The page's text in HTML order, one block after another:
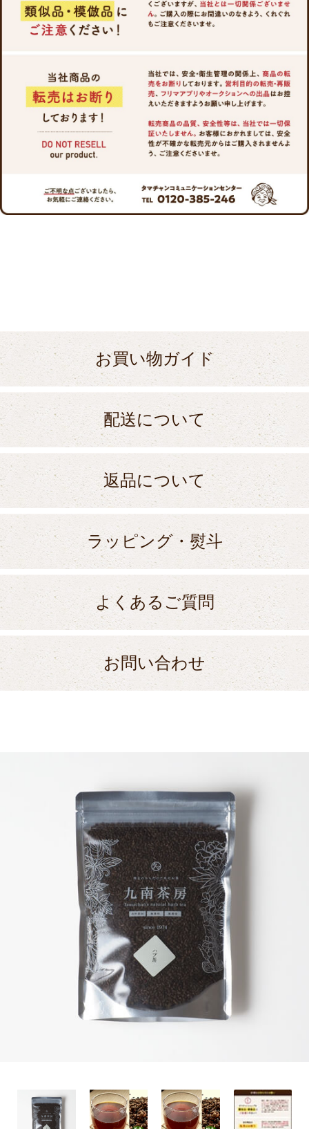
お買い物ガイド
配送について
返品について
ラッピング・熨斗
よくあるご質問
お問い合わせ